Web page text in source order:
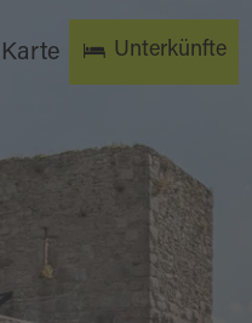
Karte Unterkünfte